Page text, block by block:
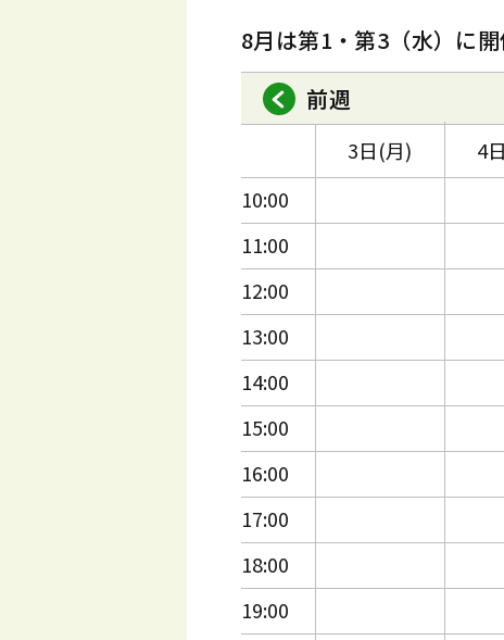
8月は第1・第3（水）に
前週
10:00
11:00
12:00
13:00
14:00
15:00
16:00
17:00
18:00
19:00
3日(月) 4